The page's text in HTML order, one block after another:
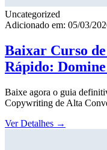
Uncategorized
Adicionado em: 05/03/
Baixar Curso
Rápido:
Baixe agora o guia
Copywriting de Alta
Ver Detalhes →